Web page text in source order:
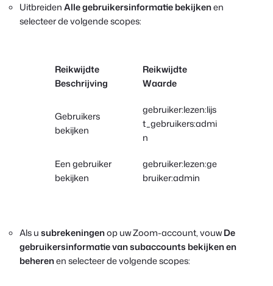
UitbreidenAlle gebruikersinformatie bekijkenen
selecteer de volgende scopes:
Reikwijdte
Beschrijving
Reikwijdte
Waarde
Gebruikers
bekijken
gebruiker:lezen:lijs
t_gebruikers:admi
n
Een gebruiker
bekijken
gebruiker:lezen:ge
bruiker:admin
Als usubrekeningenop uw Zoom-account, vouwDe
gebruikersinformatie van subaccounts bekijken en
beherenen selecteer de volgende scopes: